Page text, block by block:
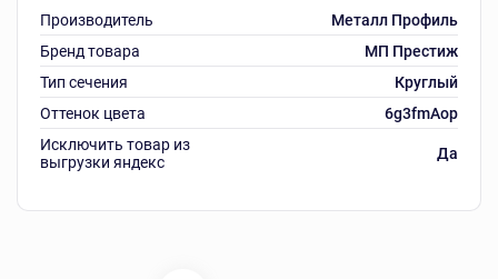
Производитель
Металл Профиль
Бренд товара
МП Престиж
Тип сечения
Круглый
Оттенок цвета
6g3fmAop
Исключить товар из
выгрузки яндекс
Да